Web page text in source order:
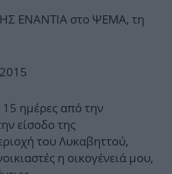
ΕΝΑΝΤΙΑ στο ΨΕΜΑ, τη
ημέρες από την
είσοδο της
του Λυκαβηττού,
η οικογένειά μου,